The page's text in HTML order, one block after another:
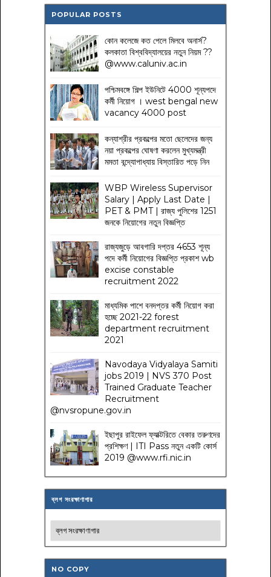
POPULAR POSTS
কোন কলেজে কত পেলে মিলবে অনার্স?
কলকাতা বিশ্ববিদ্যালয়ের নতুন নিয়ম??
@www.caluniv.ac.in
পশ্চিমবঙ্গে শিল্প ইউনিটে 4000 শূন্যপদে
কর্মী নিয়োগ । west bengal new
vacancy 4000 post
কন্যাশ্রীর প্রকল্পের মতো ছেলেদের জন্য
নয়া প্রকল্পের ঘোষণা করলেন মুখ্যমন্ত্রী
মমতা বন্দ্যোপাধ্যায় বিস্তারিত পড়ে নিন
WBP Wireless Supervisor
Salary | Apply Last Date |
PET & PMT | রাজ্য পুলিশের 1251
জনকে নিয়োগের নতুন বিজ্ঞপ্তি
রাজ্যজুড়ে আবগারি দপ্তর 4653 শূন্য
পদে কর্মী নিয়োগের বিজ্ঞপ্তি প্রকাশ wb
excise constable
recruitment 2022
মাধ্যমিক পাশে বনদপ্তর কর্মী নিয়োগ করা
হচ্ছে 2021-22 forest
department recruitment
2021
Navodaya Vidyalaya Samiti
jobs 2019 | NVS 370 Post
Trained Graduate Teacher
Recruitment
@nvsropune.gov.in
ইছাপুর রাইফেল ফ্যাক্টরিতে বেকার তরুণদের
প্রশিক্ষণ | ITI Pass নতুন একটি কোর্স
2019 @www.rfi.nic.in
ব্লগ সংরক্ষাণাগার
NO COPY